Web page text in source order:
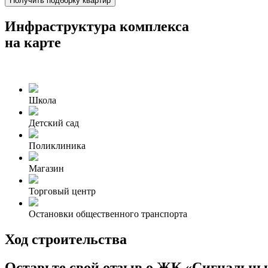
Инфраструктура комплекса
на карте
Школа
Детский сад
Поликлиника
Магазин
Торговый центр
Остановки общественного транспорта
Ход строительства